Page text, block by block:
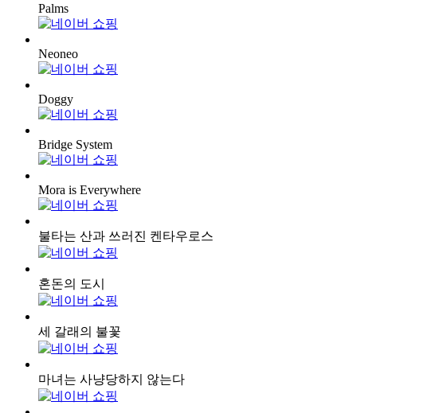
Palms
Neoneo
Doggy
Bridge System
Mora is Everywhere
불타는 산과 쓰러진 켄타우로스
혼돈의 도시
세 갈래의 불꽃
마녀는 사냥당하지 않는다